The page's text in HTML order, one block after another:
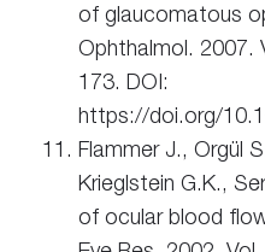
of glaucomatous
Ophthalmol. 2007.
173. DOI:
https://doi.org/
Flammer J., Orgül
Krieglstein G.K.,
of ocular blood